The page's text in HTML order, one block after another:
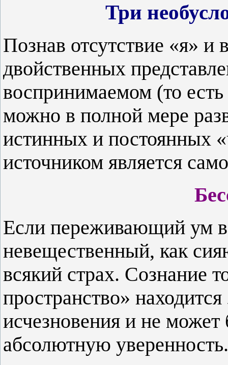
Три
Познав отсутствие «я» и
двойственных
воспринимаемом (то
можно в полной мере
истинных и постоянных
источником является
Если переживающий ум
невещественный, как
всякий страх. Сознание
пространство»
исчезновения и не
абсолютную уверенность.